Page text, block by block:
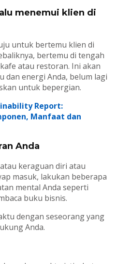
menemui klien di
untuk bertemu klien di
bertemu di tengah
atau restoran. Ini akan
dan energi Anda, belum lagi
untuk bepergian.
Report:
Manfaat dan
Anda
keraguan diri atau
masuk, lakukan beberapa
mental Anda seperti
buku bisnis.
dengan seseorang yang
Anda.